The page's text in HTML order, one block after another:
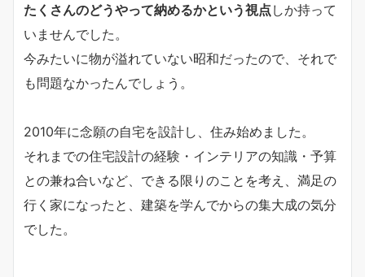
たくさんのどうやって納めるかという視点 しか持って
いませんでした。
今みたいに物が溢れていない昭和だったので、それで
も問題なかったんでしょう。
2010年に念願の自宅を設計し、住み始めました。
それまでの住宅設計の経験・インテリアの知識・予算
との兼ね合いなど、できる限りのことを考え、満足の
行く家になったと、建築を学んでからの集大成の気分
でした。